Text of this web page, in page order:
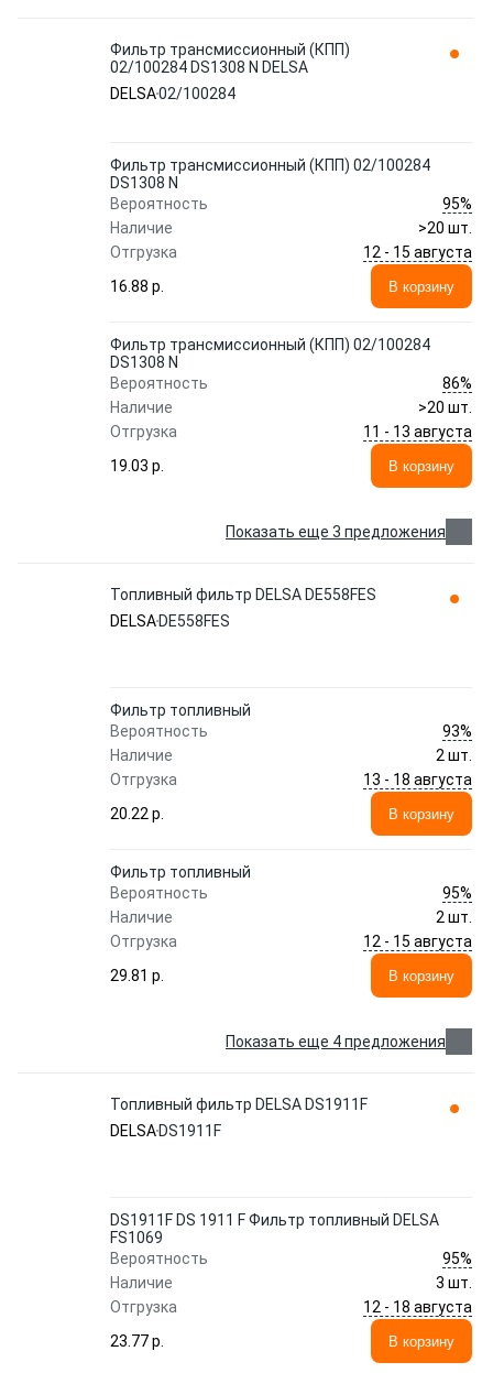
Фильтр трансмиссионный (КПП)
02/100284 DS1308 N DELSA
DELSA02/100284
Фильтр трансмиссионный (КПП) 02/100284
DS1308 N
Вероятность
95%
Наличие
>20 шт.
Отгрузка
12 - 15 августа
16.88 p.
В корзину
Фильтр трансмиссионный (КПП) 02/100284
DS1308 N
Вероятность
86%
Наличие
>20 шт.
Отгрузка
11 - 13 августа
19.03 p.
В корзину
Показать еще 3 предложения
Топливный фильтр DELSA DE558FES
DELSA DE558FES
Фильтр топливный
Вероятность
93%
Наличие
2 шт.
Отгрузка
13 - 18 августа
20.22 p.
В корзину
Фильтр топливный
Вероятность
95%
Наличие
2 шт.
Отгрузка
12 - 15 августа
29.81 p.
В корзину
Показать еще 4 предложения
Топливный фильтр DELSA DS1911F
DELSA DS1911F
DS1911F DS 1911 F Фильтр топливный DELSA
FS1069
Вероятность
95%
Наличие
3 шт.
Отгрузка
12 - 18 августа
23.77 p.
В корзину